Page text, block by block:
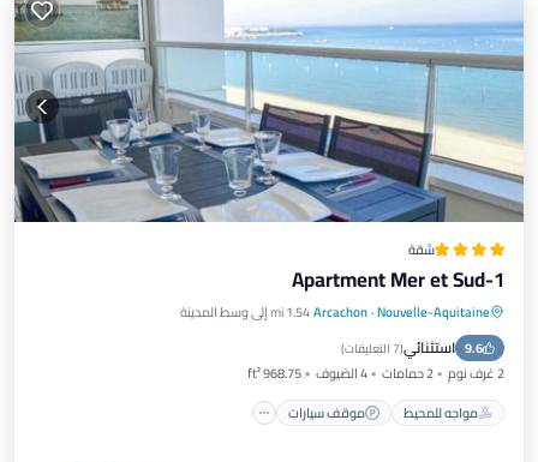
شقة
Apartment Mer et Sud-1
Nouvelle-Aquitaine
·
Arcachon1.54 mi إلى وسط المدينة
9.6 استثنائي(7 التعليقات )
2 غرف نوم 2 حمامات 4 الضيوف
968.75 ft²
مواجه للمحيط
موقف سيارات
مواجه للمحيط
موقف سيارات
إطلالة على المحيط